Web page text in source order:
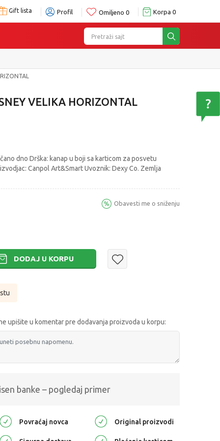
Gift lista Profil Omiljeno 0 Korpa 0
Pretraži sajt
VELIKA HORIZONTAL
dno Drška: kanap u boji sa karticom za posvetu
Canpol Art&Smart Uvoznik: Dexy Co. Zemlja
Obavesti me o sniženju
DODAJ U KORPU
upišite u komentar pre dodavanja proizvoda u korpu:
banke – pogledaj primer
Povraćaj novca Original proizvodi